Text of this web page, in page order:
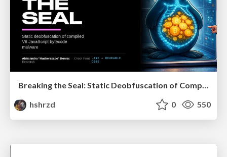
Breaking the Seal: Static Deobfuscation of Compiled V8 JavaScript Bytecode Malware
hshrzd
0 550